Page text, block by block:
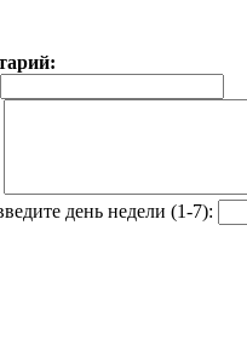
день недели (1-7):